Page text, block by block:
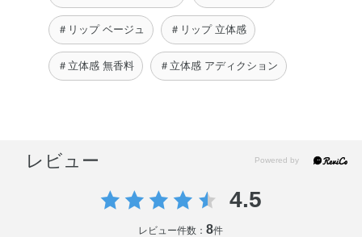
＃リップ ベージュ ＃リップ 立体感
＃立体感 無香料 ＃立体感 アディクション
レビュー
4.5
レビュー件数：8件